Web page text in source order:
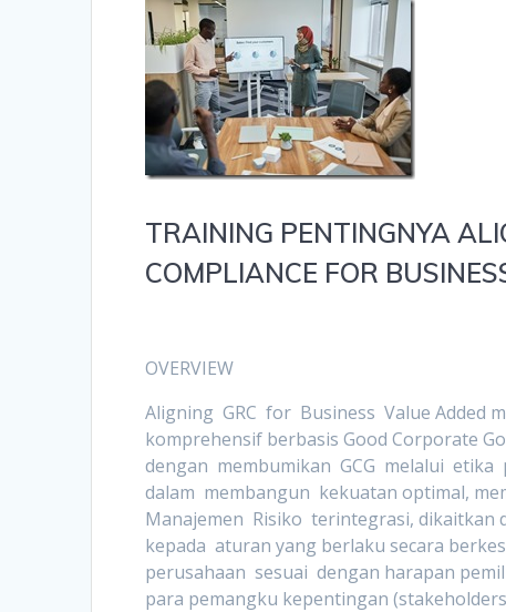
TRAINING PENTINGNYA
COMPLIANCE FOR
OVERVIEW
Aligning GRC for Business Value Added
komprehensif berbasis Good Corporate
dengan membumikan GCG melalui etika
dalam membangun kekuatan optimal,
Manajemen Risiko terintegrasi, dikaitkan
kepada aturan yang berlaku secara
perusahaan sesuai dengan harapan
para pemangku kepentingan